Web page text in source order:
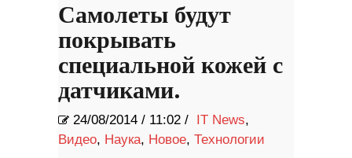
Самолеты будут
покрывать
специальной кожей с
датчиками.
24/08/2014 / 11:02 / IT News,
Видео, Наука, Новое, Технологии